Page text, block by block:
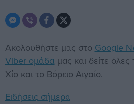
Ακολουθήστε μας στο Google
Viber ομάδα μας και δείτε όλες
Χίο και το Βόρειο Αιγαίο.
Ειδήσεις σήμερα